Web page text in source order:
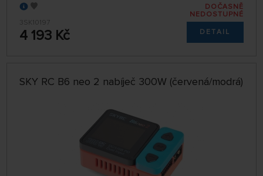
3SK10197
4 193 Kč
DOČASNĚ
NEDOSTUPNÉ
DETAIL
SKY RC B6 neo 2 nabíječ 300W (červená/modrá)